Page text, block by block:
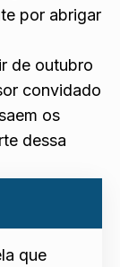
por abrigar
de outubro
convidado
os
dessa
que